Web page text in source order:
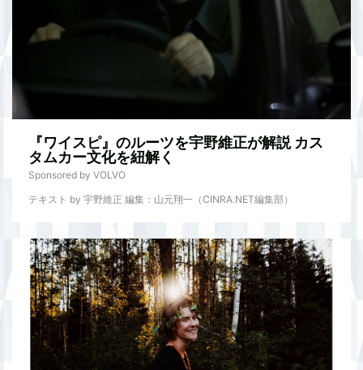
『ワイスピ』のルーツを宇野維正が解説 カス
タムカー文化を紐解く
Sponsored by VOLVO
テキスト by 宇野維正 編集：山元翔一（CINRA.NET編集部）